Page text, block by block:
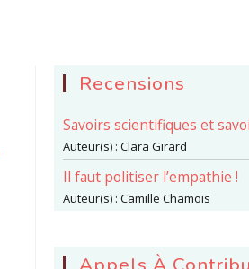
Recensions
Savoirs scientifiques et
Auteur(s) : Clara Girard
Il faut politiser l’empathie !
Auteur(s) : Camille Chamois